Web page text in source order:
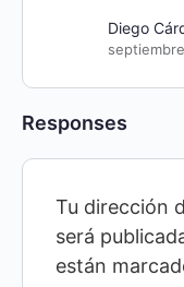
Diego
Responses
Tu dirección
será
están